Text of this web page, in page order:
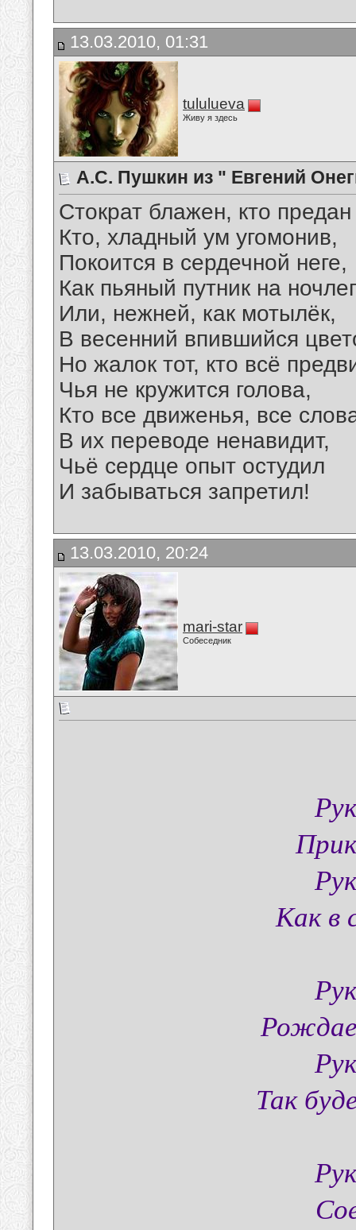
13.03.2010, 01:31
tululueva
Живу я здесь
А.С. Пушкин из " Евгений
Стократ блажен, кто
Кто, хладный ум угомонив,
Покоится в сердечной неге,
Как пьяный путник на
Или, нежней, как мотылёк,
В весенний впившийся
Но жалок тот, кто всё
Чья не кружится голова,
Кто все движенья, все
В их переводе ненавидит,
Чьё сердце опыт остудил
И забываться запретил!
13.03.2010, 20:24
mari-star
Собеседник
Как в
Так